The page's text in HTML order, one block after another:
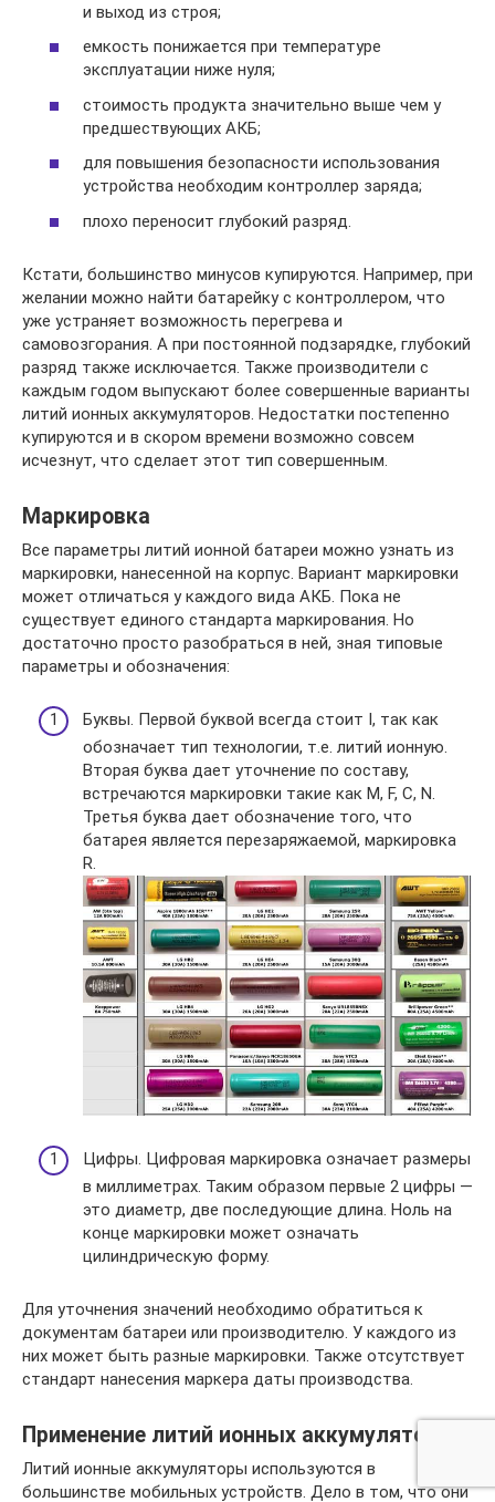
и выход из строя;
емкость понижается при температуре
эксплуатации ниже нуля;
стоимость продукта значительно выше чем у
предшествующих АКБ;
для повышения безопасности использования
устройства необходим контроллер заряда;
плохо переносит глубокий разряд.
Кстати, большинство минусов купируются. Например, при
желании можно найти батарейку с контроллером, что
уже устраняет возможность перегрева и
самовозгорания. А при постоянной подзарядке, глубокий
разряд также исключается. Также производители с
каждым годом выпускают более совершенные варианты
литий ионных аккумуляторов. Недостатки постепенно
купируются и в скором времени возможно совсем
исчезнут, что сделает этот тип совершенным.
Маркировка
Все параметры литий ионной батареи можно узнать из
маркировки, нанесенной на корпус. Вариант маркировки
может отличаться у каждого вида АКБ. Пока не
существует единого стандарта маркирования. Но
достаточно просто разобраться в ней, зная типовые
параметры и обозначения:
Буквы. Первой буквой всегда стоит I, так как
обозначает тип технологии, т.е. литий ионную.
Вторая буква дает уточнение по составу,
встречаются маркировки такие как M, F, C, N.
Третья буква дает обозначение того, что
батарея является перезаряжаемой, маркировка
R.
Цифры. Цифровая маркировка означает размеры
в миллиметрах. Таким образом первые 2 цифры —
это диаметр, две последующие длина. Ноль на
конце маркировки может означать
цилиндрическую форму.
Для уточнения значений необходимо обратиться к
документам батареи или производителю. У каждого из
них может быть разные маркировки. Также отсутствует
стандарт нанесения маркера даты производства.
Применение литий ионных аккумуляторов
Литий ионные аккумуляторы используются в
большинстве мобильных устройств. Дело в том, что они